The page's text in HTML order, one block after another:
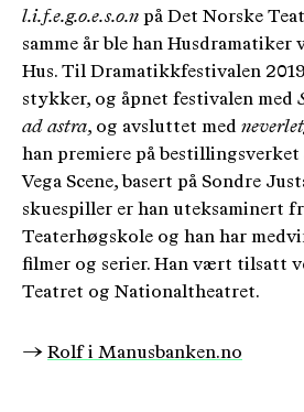
l.i.f.e.g.o.e.s.o.n på Det Norske
samme år ble han Husdramatiker
Hus. Til Dramatikkfestivalen
stykker, og åpnet festivalen med
ad astra, og avsluttet med
han premiere på bestillingsverket
Vega Scene, basert på Sondre
skuespiller er han uteksaminert
Teaterhøgskole og han har
filmer og serier. Han vært tilsatt
Teatret og Nationaltheatret.
→ Rolf i Manusbanken.no